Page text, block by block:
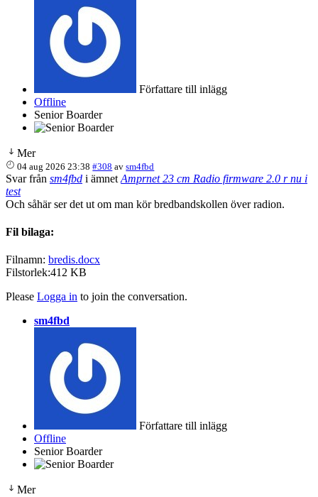
Författare till inlägg
Offline
Senior Boarder
Mer
04 aug 2026 23:38 #308 avsm4fbd
Svar från sm4fbd i ämnet Amprnet 23 cm Radio firmware 2.0 r nu i
test
Och såhär ser det ut om man kör bredbandskollen över radion.
Fil bilaga:
Filnamn: bredis.docx
Filstorlek:412 KB
Please Logga in to join the conversation.
sm4fbd
Författare till inlägg
Offline
Senior Boarder
Mer